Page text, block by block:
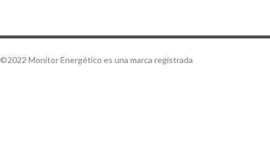
©2022 Monitor Energético es una marca registrada